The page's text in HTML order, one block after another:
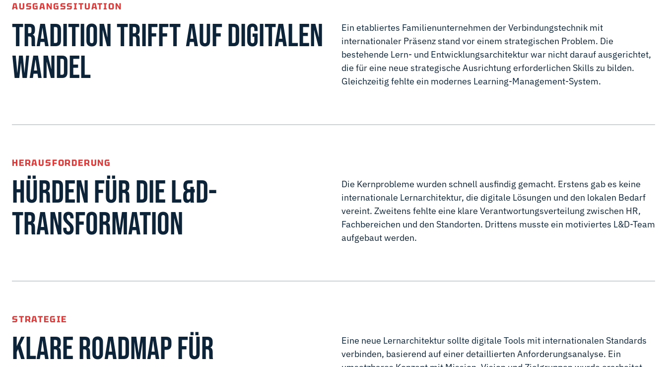
AUSGANGSSITUATION
TRADITION TRIFFT AUF DIGITALEN
WANDEL
Ein etabliertes Familienunternehmen der Verbindungstechnik mit
internationaler Präsenz stand vor einem strategischen Problem. Die
bestehende Lern- und Entwicklungsarchitektur war nicht darauf ausgerichtet,
die für eine neue strategische Ausrichtung erforderlichen Skills zu bilden.
Gleichzeitig fehlte ein modernes Learning-Management-System.
HERAUSFORDERUNG
HÜRDEN FÜR DIE L&D-
TRANSFORMATION
Die Kernprobleme wurden schnell ausfindig gemacht. Erstens gab es keine
internationale Lernarchitektur, die digitale Lösungen und den lokalen Bedarf
vereint. Zweitens fehlte eine klare Verantwortungsverteilung zwischen HR,
Fachbereichen und den Standorten. Drittens musste ein motiviertes L&D-Team
aufgebaut werden.
STRATEGIE
KLARE ROADMAP FÜR
Eine neue Lernarchitektur sollte digitale Tools mit internationalen Standards
verbinden, basierend auf einer detaillierten Anforderungsanalyse. Ein